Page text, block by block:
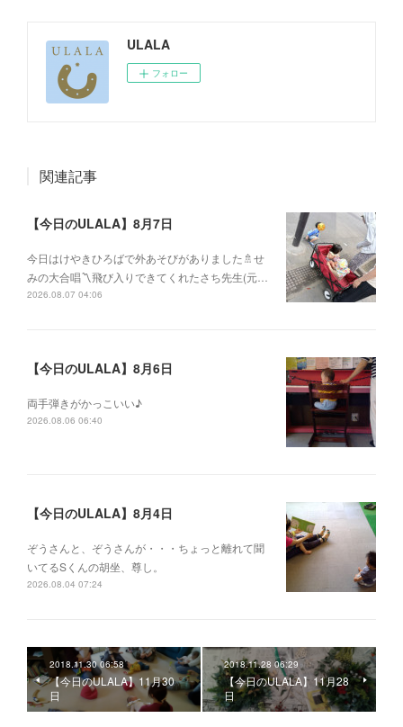
ULALA
フォロー
関連記事
【今日のULALA】8月7日
今日はけやきひろばで外あそびがありました🚿せ
みの大合唱〽飛び入りできてくれたさち先生(元…
2026.08.07 04:06
【今日のULALA】8月6日
両手弾きがかっこいい♪
2026.08.06 06:40
【今日のULALA】8月4日
ぞうさんと、ぞうさんが・・・ちょっと離れて聞
いてるSくんの胡坐、尊し。
2026.08.04 07:24
2018.11.30 06:58
【今日のULALA】11月30
日
2018.11.28 06:29
【今日のULALA】11月28
日